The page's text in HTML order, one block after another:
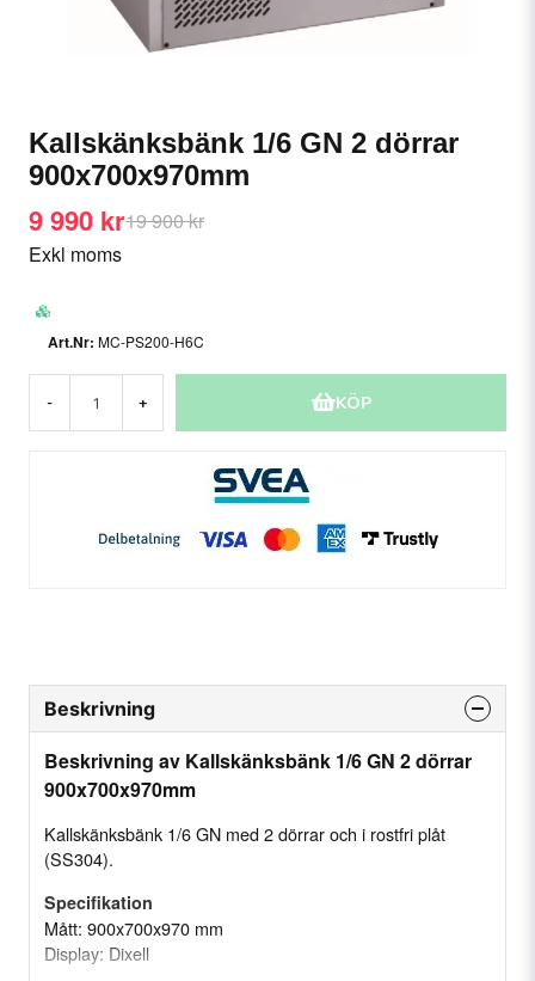
Kallskänksbänk 1/6 GN 2 dörrar
900x700x970mm
19 900 kr
9 990 kr
Exkl moms
MC-PS200-H6C
- + KÖP
Beskrivning
Beskrivning av Kallskänksbänk 1/6 GN 2 dörrar
900x700x970mm
Kallskänksbänk 1/6 GN med 2 dörrar och i rostfri plåt
(SS304).
Specifikation
Mått: 900x700x970 mm
Display: Dixell